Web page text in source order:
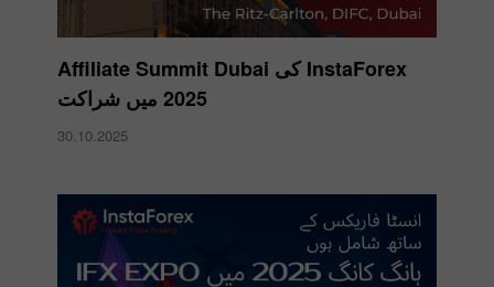
InstaForex کی Affiliate Summit Dubai
2025 میں شراکت
30.10.2025